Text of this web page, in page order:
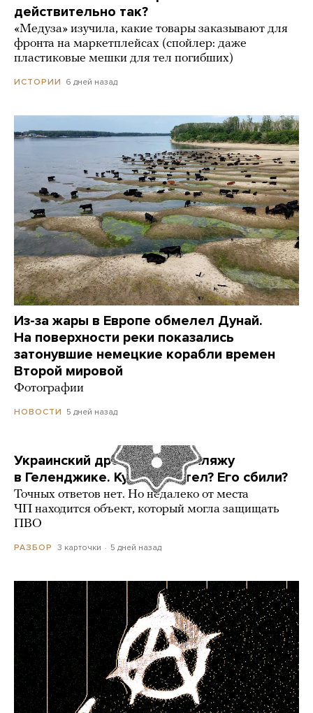
действительно так?
«Медуза» изучила, какие товары заказывают для
фронта на маркетплейсах (спойлер: даже
пластиковые мешки для тел погибших)
ИСТОРИИ 6 дней назад
Из-за жары в Европе обмелел Дунай.
На поверхности реки показались
затонувшие немецкие корабли времен
Второй мировой
Фотографии
НОВОСТИ 5 дней назад
Украинский дрон попал по пляжу
в Геленджике. Куда он летел? Его сбили?
Точных ответов нет. Но недалеко от места
ЧП находится объект, который могла защищать
ПВО
РАЗБОР 3 карточки 5 дней назад